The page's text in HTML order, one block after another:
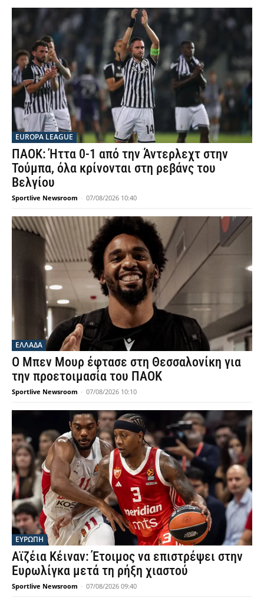
EUROPA LEAGUE
ΠΑΟΚ: Ήττα 0-1 από την Άντερλεχτ στην
Τούμπα, όλα κρίνονται στη ρεβάνς του
Βελγίου
Sportlive Newsroom - 07/08/2026 10:40
ΕΛΛΑΔΑ
Ο Μπεν Μουρ έφτασε στη Θεσσαλονίκη για
την προετοιμασία του ΠΑΟΚ
Sportlive Newsroom - 07/08/2026 10:10
ΕΥΡΩΠΗ
Αϊζέια Κέιναν: Έτοιμος να επιστρέψει στην
Ευρωλίγκα μετά τη ρήξη χιαστού
Sportlive Newsroom - 07/08/2026 09:40